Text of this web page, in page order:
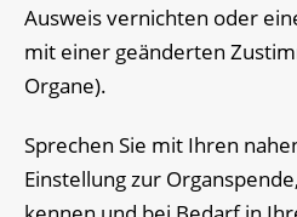
Ausweis vernichten oder
mit einer geänderten
Organe).
Sprechen Sie mit Ihren
Einstellung zur